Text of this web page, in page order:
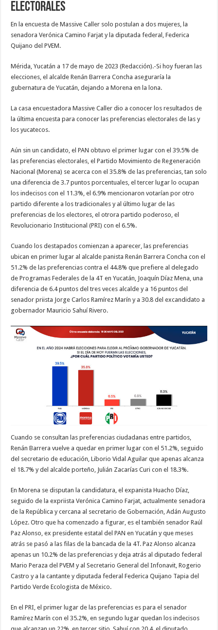
electorales
En la encuesta de Massive Caller solo postulan a dos mujeres, la
senadora Verónica Camino Farjat y la diputada federal, Federica
Quijano del PVEM.
Mérida, Yucatán a 17 de mayo de 2023 (Redacción).-Si hoy fueran las
elecciones, el alcalde Renán Barrera Concha aseguraría la
gubernatura de Yucatán, dejando a Morena en la lona.
La casa encuestadora Massive Caller dio a conocer los resultados de
la última encuesta para conocer las preferencias electorales de las y
los yucatecos.
Aún sin un candidato, el PAN obtuvo el primer lugar con el 39.5% de
las preferencias electorales, el Partido Movimiento de Regeneración
Nacional (Morena) se acerca con el 35.8% de las preferencias, tan solo
una diferencia de 3.7 puntos porcentuales, el tercer lugar lo ocupan
los indecisos con el 11.3%, el 6.9% mencionaron votarían por otro
partido diferente a los tradicionales y al último lugar de las
preferencias de los electores, el otrora partido poderoso, el
Revolucionario Institucional (PRI) con el 6.5%.
Cuando los destapados comienzan a aparecer, las preferencias
ubican en primer lugar al alcalde panista Renán Barrera Concha con el
51.2% de las preferencias contra el 44.8% que prefiere al delegado
de Programas Federales de la 4T en Yucatán, Joaquín Díaz Mena, una
diferencia de 6.4 puntos del tres veces alcalde y a 16 puntos del
senador priista Jorge Carlos Ramírez Marín y a 30.8 del excandidato a
gobernador Mauricio Sahuí Rivero.
Cuando se consultan las preferencias ciudadanas entre partidos,
Renán Barrera vuelve a quedar en primer lugar con el 51.2%, seguido
del secretario de educación, Liborio Vidal Aguilar que apenas alcanza
el 18.7% y del alcalde porteño, Julián Zacarías Curi con el 18.3%.
En Morena se disputan la candidatura, el expanista Huacho Díaz,
seguido de la expriista Verónica Camino Farjat, actualmente senadora
de la República y cercana al secretario de Gobernación, Adán Augusto
López. Otro que ha comenzado a figurar, es el también senador Raúl
Paz Alonso, ex presidente estatal del PAN en Yucatán y que meses
atrás se pasó a las filas de la bancada de la 4T. Paz Alonso alcanza
apenas un 10.2% de las preferencias y deja atrás al diputado federal
Mario Peraza del PVEM y al Secretario General del Infonavit, Rogerio
Castro y a la cantante y diputada federal Federica Quijano Tapia del
Partido Verde Ecologista de México.
En el PRI, el primer lugar de las preferencias es para el senador
Ramírez Marín con el 35.2%, en segundo lugar quedan los indecisos